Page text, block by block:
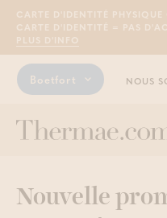
CARTE D'IDENTITÉ PHYSIQUE
CARTE D'IDENTITÉ = PAS
PLUS D'INFO
Boetfort NOUS
Nouvelle